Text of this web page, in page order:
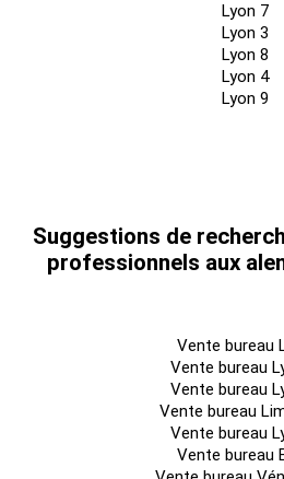
Lyon 7
Lyon 3
Lyon 8
Lyon 4
Lyon 9
Suggestions de
professionnels aux
Vente bureau
Vente bureau
Vente bureau
Vente bureau
Vente bureau
Vente bureau